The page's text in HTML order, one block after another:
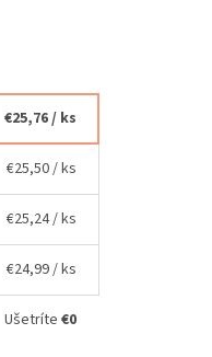
€25,76/ ks
€25,50/ ks
€25,24/ ks
€24,99/ ks
Ušetríte €0